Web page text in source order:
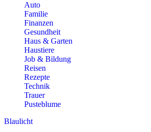
Auto
Familie
Finanzen
Gesundheit
Haus & Garten
Haustiere
Job & Bildung
Reisen
Rezepte
Technik
Trauer
Pusteblume
Blaulicht